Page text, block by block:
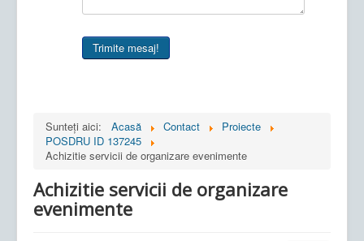
Trimite mesaj!
Sunteți aici: Acasă Contact
Proiecte
POSDRU ID 137245
Achizitie servicii de organizare evenimente
Achizitie servicii de organizare
evenimente